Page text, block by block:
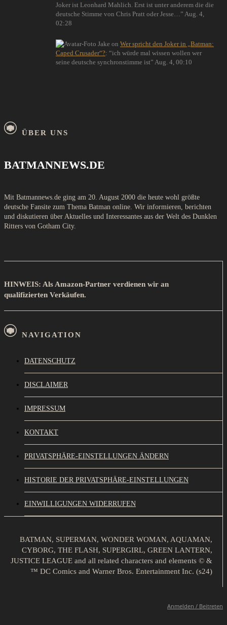
Joker ist Leonhard Mahlich. Erst ist unter anderem die die
deutsche Stimme von Chris Pratt oder Jesse… ” Aug. 4,
02:28
Jake on Wer spricht den Joker in „Batman:
Caped Crusader“?: “ich würde mal wissen wollen wer
seine deutsche synchronstimme ist” Aug. 4, 00:10
ÜBER UNS
BATMANNEWS.DE
Mit Batmannews.de ging am 20. August 2000 die heute wohl größte
deutsche Fansite zum Thema Batman online. Wir informieren, berichten
und diskutieren über Aktuelles und Interessantes aus der Welt des Dunklen
Ritters von Gotham City.
HINWEIS: Als Amazon-Partner verdienen wir an
qualifizierten Verkäufen.
NAVIGATION
DATENSCHUTZ
DISCLAIMER
IMPRESSUM
KONTAKT
PRIVATSPHÄRE-EINSTELLUNGEN ÄNDERN
HISTORIE DER PRIVATSPHÄRE-EINSTELLUNGEN
EINWILLIGUNGEN WIDERRUFEN
BATMAN, SUPERMAN, WONDER WOMAN, AQUAMAN,
CYBORG, THE FLASH, SUPERGIRL, GREEN LANTERN,
JUSTICE LEAGUE and all related characters and elements © &
™ DC Comics and Warner Bros. Entertainment Inc. (s24)
Anmelden / Beitreten